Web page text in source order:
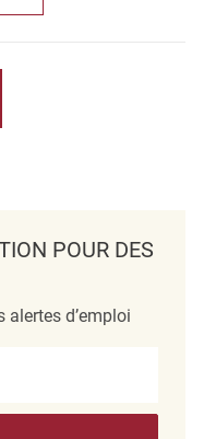
POUR DES
alertes d’emploi